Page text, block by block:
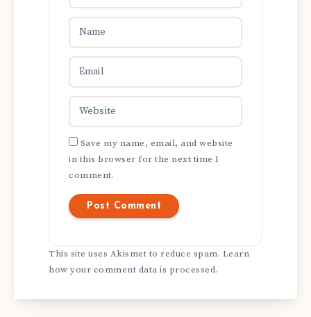
Save my name, email, and website
in this browser for the next time I
comment.
This site uses Akismet to reduce spam. Learn
how your comment data is processed.